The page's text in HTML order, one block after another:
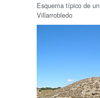
Esquema típico de un
Villarrobledo